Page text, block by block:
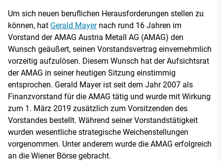
Um sich neuen beruflichen Herausforderungen stellen zu
können, hat Gerald Mayernach rund 16 Jahren im
Vorstand der AMAG Austria Metall AG (AMAG) den
Wunsch geäußert, seinen Vorstandsvertrag einvernehmlich
vorzeitig aufzulösen. Diesem Wunsch hat der Aufsichtsrat
der AMAG in seiner heutigen Sitzung einstimmig
entsprochen. Gerald Mayer ist seit dem Jahr 2007 als
Finanzvorstand für die AMAG tätig und wurde mit Wirkung
zum 1. März 2019 zusätzlich zum Vorsitzenden des
Vorstandes bestellt. Während seiner Vorstandstätigkeit
wurden wesentliche strategische Weichenstellungen
vorgenommen. Unter anderem wurde die AMAG erfolgreich
an die Wiener Börse gebracht.